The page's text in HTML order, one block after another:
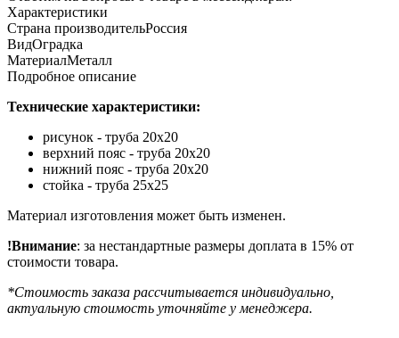
Характеристики
Страна производительРоссия
ВидОградка
МатериалМеталл
Подробное описание
Технические характеристики:
рисунок - труба 20х20
верхний пояс - труба 20х20
нижний пояс - труба 20х20
стойка - труба 25х25
Материал изготовления может быть изменен.
!Внимание: за нестандартные размеры доплата в 15% от
стоимости товара.
*Стоимость заказа рассчитывается индивидуально,
актуальную стоимость уточняйте у менеджера.